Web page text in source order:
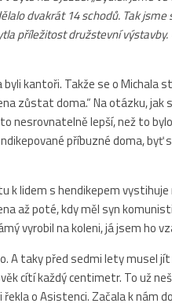
dvakrát 14 schodů. Tak
příležitost družstevní
byli kantoři. Takže se o
zůstat doma.“ Na otázku,
to nesrovnatelně lepší, než to
příbuzné doma, byť
lidem s hendikepem vystihuje
až poté, kdy měl syn
vyrobil na koleni, já jsem ho
A taky před sedmi lety musel
cítí každý centimetr. To už
o Asistenci. Začala k nám